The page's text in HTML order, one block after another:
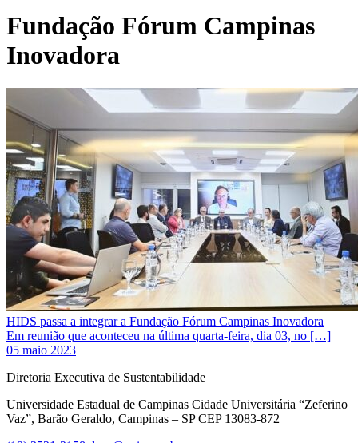
Fundação Fórum Campinas
Inovadora
HIDS passa a integrar a Fundação Fórum Campinas Inovadora
Em reunião que aconteceu na última quarta-feira, dia 03, no […]
05 maio 2023
Diretoria Executiva de Sustentabilidade
Universidade Estadual de Campinas Cidade Universitária “Zeferino
Vaz”, Barão Geraldo, Campinas – SP CEP 13083-872